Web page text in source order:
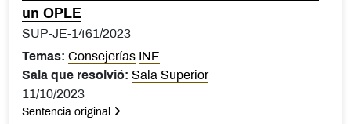
un OPLE
SUP-JE-1461/2023
Temas: Consejerías
INE
Sala que resolvió: Sala Superior
11/10/2023
Sentencia original